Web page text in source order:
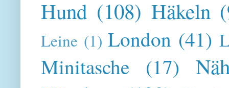
Hund (108) Häkeln
Leine (1) London (41)
Minitasche (17)